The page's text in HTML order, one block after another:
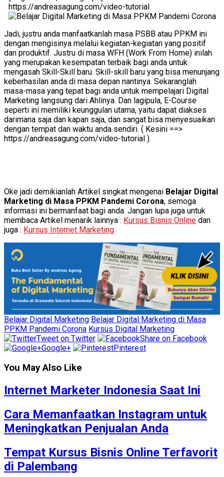
https://andreasagung.com/video-tutorial
Jadi, justru anda manfaatkanlah masa PSBB atau PPKM ini
dengan mengisinya melalui kegiatan-kegiatan yang positif
dan produktif. Justru di masa WFH (Work From Home) inilah
yang merupakan kesempatan terbaik bagi anda untuk
mengasah Skill-Skill baru. Skill-skill baru yang bisa menunjang
keberhasilan anda di masa depan nantinya. Sekaranglah
masa-masa yang tepat bagi anda untuk mempelajari Digital
Marketing langsung dari Ahlinya. Dan lagipula, E-Course
seperti ini memiliki keunggulan utama, yaitu dapat diakses
darimana saja dan kapan saja, dan sangat bisa menyesuaikan
dengan tempat dan waktu anda sendiri. ( Kesini ==>
https://andreasagung.com/video-tutorial ).
Oke jadi demikianlah Artikel singkat mengenai Belajar Digital
Marketing di Masa PPKM Pandemi Corona, semoga
informasi ini bermanfaat bagi anda. Jangan lupa juga untuk
membaca Artikel menarik lainnya : Kursus Bisnis Online dan
juga : Kursus Internet Marketing
Belajar Digital Marketing Belajar Digital Marketing di Masa
PPKM Pandemi Corona Kursus Digital Marketing
Tweet on Twitter
Share on Facebook
Google+
Pinterest
You May Also Like
Internet Marketer Indonesia Saat Ini
Cara Memanfaatkan Instagram untuk
Meningkatkan Penjualan Anda
Tempat Kursus Bisnis Online Terfavorit
di Palembang